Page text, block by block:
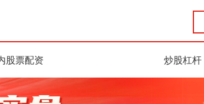
股票配资 炒股杠杆